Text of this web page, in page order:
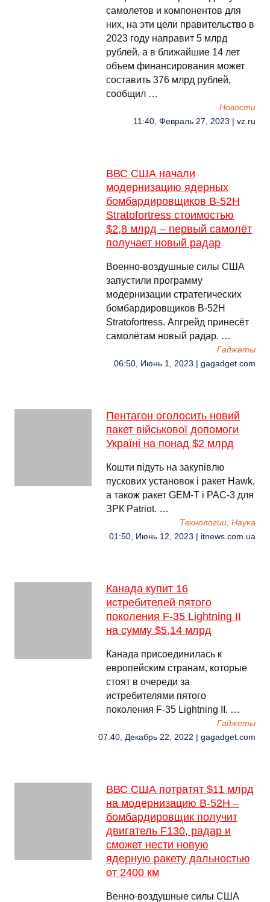
самолетов и компонентов для
них, на эти цели правительство в
2023 году направит 5 млрд
рублей, а в ближайшие 14 лет
объем финансирования может
составить 376 млрд рублей,
сообщил …
Новости
11:40, Февраль 27, 2023 | vz.ru
ВВС США начали
модернизацию ядерных
бомбардировщиков B-52H
Stratofortress стоимостью
$2,8 млрд – первый самолёт
получает новый радар
Военно-воздушные силы США
запустили программу
модернизации стратегических
бомбардировщиков B-52H
Stratofortress. Апгрейд принесёт
самолётам новый радар. …
Гаджеты
06:50, Июнь 1, 2023 | gagadget.com
Пентагон оголосить новий
пакет військової допомоги
Україні на понад $2 млрд
Кошти підуть на закупівлю
пускових установок і ракет Hawk,
а також ракет GEM-T і PAC-3 для
ЗРК Patriot. …
Технологии, Наука
01:50, Июнь 12, 2023 | itnews.com.ua
Канада купит 16
истребителей пятого
поколения F-35 Lightning II
на сумму $5,14 млрд
Канада присоединилась к
европейским странам, которые
стоят в очереди за
истребителями пятого
поколения F-35 Lightning II. …
Гаджеты
07:40, Декабрь 22, 2022 | gagadget.com
ВВС США потратят $11 млрд
на модернизацию B-52H –
бомбардировщик получит
двигатель F130, радар и
сможет нести новую
ядерную ракету дальностью
от 2400 км
Венно-воздушные силы США